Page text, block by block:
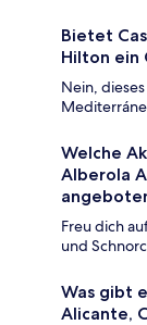
Bietet
Hilton ein
Nein,
Welche
Alberola
Freu dich
und
Was gibt
Alicante,